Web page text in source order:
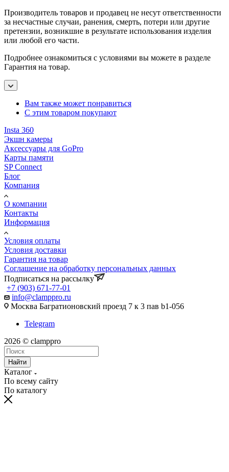
Производитель товаров и продавец не несут ответственности
за несчастные случаи, ранения, смерть, потери или другие
претензии, возникшие в результате использования изделия
или любой его части.
Подробнее ознакомиться с условиями вы можете в разделе
Гарантия на товар.
Вам также может понравиться
С этим товаром покупают
Insta 360
Экшн камеры
Аксессуары для GoPro
Карты памяти
SP Connect
Блог
Компания
О компании
Контакты
Информация
Условия оплаты
Условия доставки
Гарантия на товар
Соглашение на обработку персональных данных
Подписаться на рассылку
+7 (903) 671-77-01
info@clamppro.ru
Москва Багратионовский проезд 7 к 3 пав b1-056
Telegram
2026 © clamppro
Найти
Каталог
По всему сайту
По каталогу